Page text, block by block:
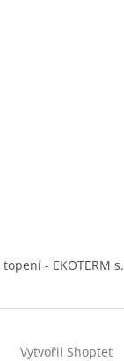
- EKOTERM
Vytvořil Shoptet